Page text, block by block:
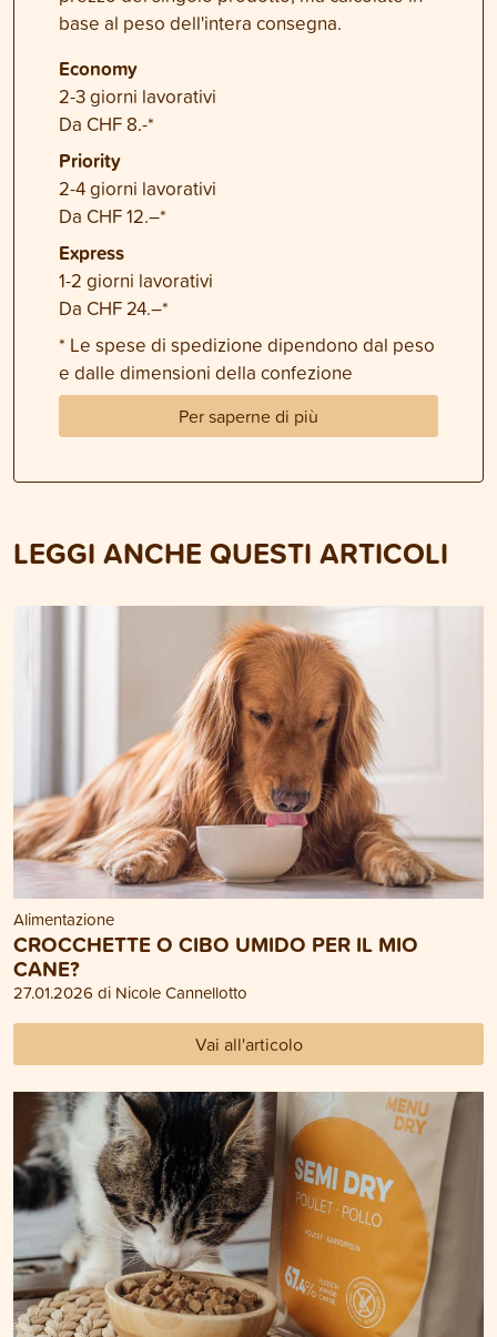
base al peso dell'intera consegna.
Economy
2-3 giorni lavorativi
Da CHF 8.-*
Priority
2-4 giorni lavorativi
Da CHF 12.–*
Express
1-2 giorni lavorativi
Da CHF 24.–*
* Le spese di spedizione dipendono dal peso
e dalle dimensioni della confezione
Per saperne di più
LEGGI ANCHE QUESTI ARTICOLI
Alimentazione
CROCCHETTE O CIBO UMIDO PER IL MIO
CANE?
27.01.2026 di Nicole Cannellotto
Vai all'articolo